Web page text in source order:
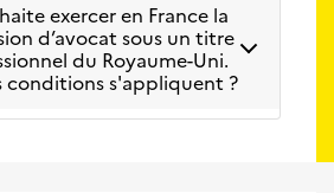
exercer en France la
d’avocat sous un titre
du Royaume-Uni.
conditions s'appliquent ?